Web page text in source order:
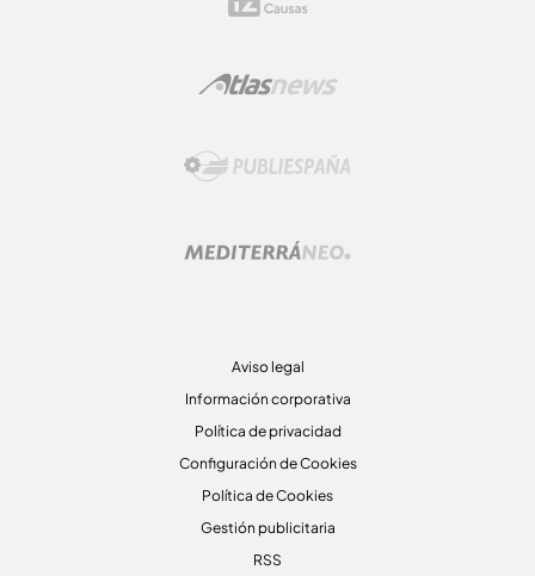
Aviso legal
Información corporativa
Política de privacidad
Configuración de Cookies
Política de Cookies
Gestión publicitaria
RSS